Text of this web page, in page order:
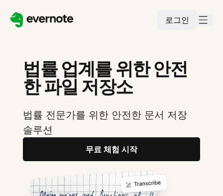
로그인
법률 업계를 위한 안전
한 파일 저장소
법률 전문가를 위한 안전한 문서 저장
솔루션
무료 체험 시작